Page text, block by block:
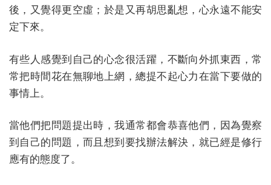
後，又覺得更空虛；於是又再胡思亂想，心永遠不能安
定下來。
有些人感覺到自己的心念很活躍，不斷向外抓東西，常
常把時間花在無聊地上網，總提不起心力在當下要做的
事情上。
當他們把問題提出時，我通常都會恭喜他們，因為覺察
到自己的問題，而且想到要找辦法解決，就已經是修行
應有的態度了。